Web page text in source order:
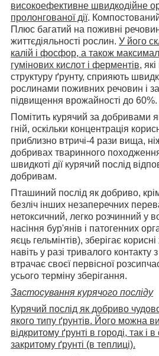
високоефективне швидкодійне
пролонгованої дії.
Плюс багатий на поживні
життєдіяльності рослин. У його
калій і фосфор, а також
гумінових кислот і ферментів,
структуру ґрунту, сприяють
рослинами поживних речовин і
підвищення врожайності до 60%.
Помітить курячий за добривами
гній, оскільки концентрація
приблизно втричі-4 рази вища,
добривах тваринного
швидкоті дії курячий послід
добривам.
Пташиний послід як добриво,
безліч інших незаперечних
нетоксичний, легко розчинний у
насіння бур'янів і патогенних
яєць гельмінтів), зберігає корисні
навіть у разі тривалого контакту
втрачає своєї первісної
усього терміну зберігання.
Застосування курячого посліду
Курячий послід як добриво
якого типу ґрунтів. Його можна
відкритому ґрунті в городі, так і в
закритому ґрунті (в теплиці).